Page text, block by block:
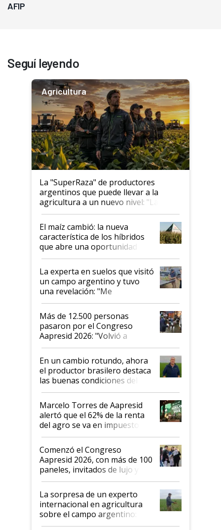
AFIP
Seguí leyendo
Agricultura
La "SuperRaza" de productores
argentinos que puede llevar a la
agricultura a un nuevo nivel: "Las
posibilidades de crecimiento son
infinitas"
El maíz cambió: la nueva
característica de los híbridos
que abre una oportunidad en
el lote
La experta en suelos que visitó
un campo argentino y tuvo
una revelación: "Me
impresionó mucho"
Más de 12.500 personas
pasaron por el Congreso
Aapresid 2026: "Volvió a
demostrar que hablar del
suelo es hablar de todo el
sistema productivo"
En un cambio rotundo, ahora
el productor brasilero destaca
las buenas condiciones del
agro argentino para invertir:
"Los veo más motivados"
Marcelo Torres de Aapresid
alertó que el 62% de la renta
del agro se va en impuestos:
"No es bueno que en
Argentina se sigan discutiendo
las mismas cosas de hace 50
años"
Comenzó el Congreso
Aapresid 2026, con más de 100
paneles, invitados de lujo y
todas las tendencias
La sorpresa de un experto
internacional en agricultura
sobre el campo argentino:
"Estoy muy impresionado"